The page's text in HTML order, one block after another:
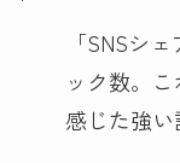
「SNSシ
ック数。
感じた強い